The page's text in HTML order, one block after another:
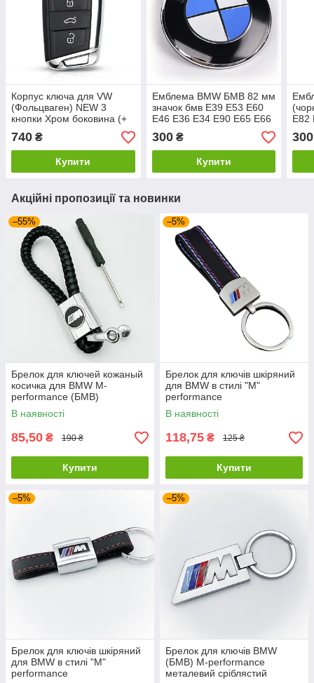
Корпус ключа для VW
(Фольцваген) NEW 3
кнопки Хром боковина (+
Емблема)
740 ₴
Купити
Емблема BMW БМВ 82 мм
значок бмв E39 E53 E60
E46 E36 E34 E90 E65 E66
E70 Значок на капот,
багажник
300₴
Купити
E82
300
Акційні пропозиції та новинки
–55%
Брелок для ключей кожаный
косичка для BMW M-
performance (БМВ)
В наявності
85,50 ₴ 190 ₴
Купити
–5%
Брелок для ключів шкіряний
для BMW в стилі "M"
performance
В наявності
118,75 ₴ 125 ₴
Купити
–5%
Брелок для ключів шкіряний
для BMW в стилі "M"
performance
–5%
Брелок для ключів BMW
(БМВ) M-performance
металевий сріблястий